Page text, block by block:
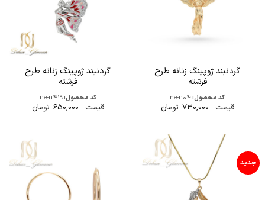
گردنبند ژوپینگ زنانه طرح
فرشته
کد محصول:ne-n04
قیمت : 730,000 تومان
گردنبند ژوپینگ زنانه طرح
فرشته
کد محصول:ne-n419
قیمت : 650,000 تومان
جدید